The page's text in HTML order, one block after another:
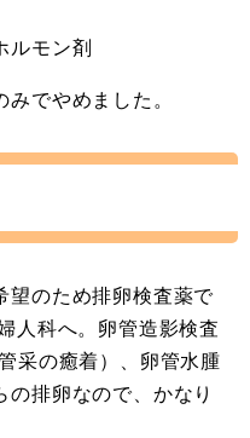
ルモン剤
でやめました。
望のため排卵検査薬で
人科へ。卵管造影検査
采の癒着）、卵管水腫
排卵なので、かなり